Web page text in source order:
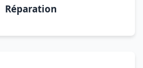
Réparation